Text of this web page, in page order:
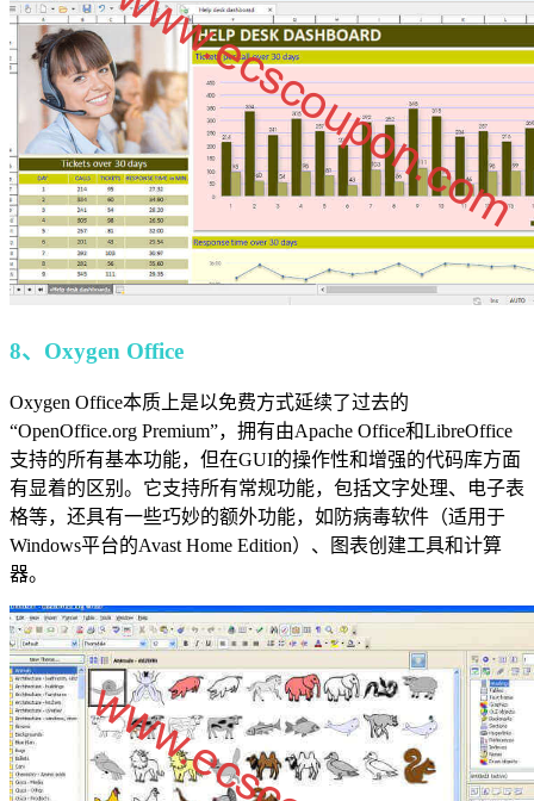
8、Oxygen Office
Oxygen Office本质上是以免费方式延续了过去的
“OpenOffice.org Premium”，拥有由Apache Office和LibreOffice
支持的所有基本功能，但在GUI的操作性和增强的代码库方面
有显着的区别。它支持所有常规功能，包括文字处理、电子表
格等，还具有一些巧妙的额外功能，如防病毒软件（适用于
Windows平台的Avast Home Edition）、图表创建工具和计算
器。